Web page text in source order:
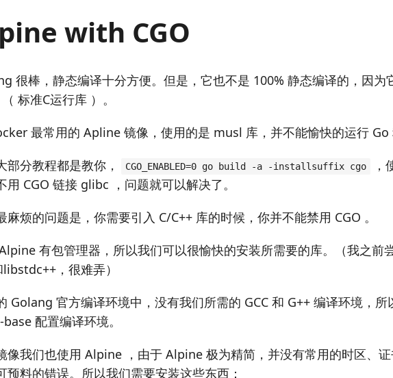
with CGO
很棒，静态编译十分方便。但是，它也不是 100% 静态编译的，因为
标准C运行库 ）。
最常用的 Apline 镜像，使用的是 musl 库，并不能愉快的运行 Go
部分教程都是教你，
CGO_ENABLED=0 go build -a -installsuffix cgo
，
用 CGO 链接 glibc ，问题就可以解决了。
麻烦的问题是，你需要引入 C/C++ 库的时候，你并不能禁用 CGO 。
有包管理器，所以我们可以很愉快的安装所需要的库。（我之前
，很难弄）
Golang 官方编译环境中，没有我们所需的 GCC 和 G++ 编译环境，所
配置编译环境。
像我们也使用 Alpine ，由于 Alpine 极为精简，并没有常用的时区、
预料的错误。所以我们需要安装这些东西：